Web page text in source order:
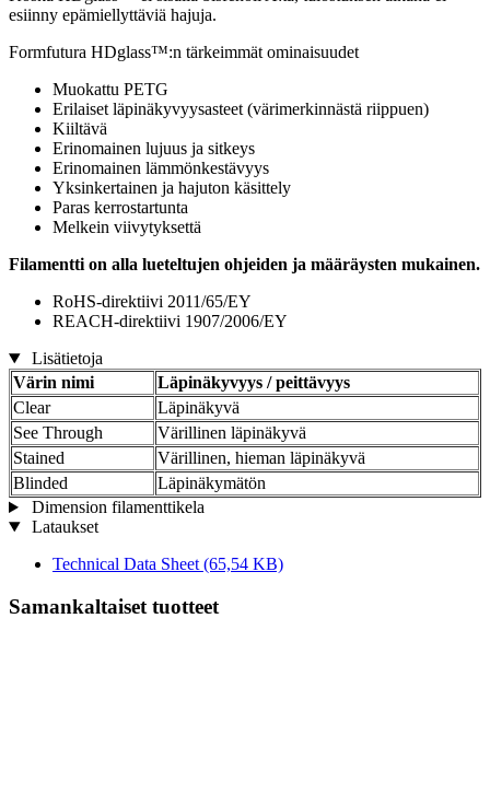
esiinny epämiellyttäviä hajuja.
Formfutura HDglass™:n tärkeimmät ominaisuudet
Muokattu PETG
Erilaiset läpinäkyvyysasteet (värimerkinnästä riippuen)
Kiiltävä
Erinomainen lujuus ja sitkeys
Erinomainen lämmönkestävyys
Yksinkertainen ja hajuton käsittely
Paras kerrostartunta
Melkein viivytyksettä
Filamentti on alla lueteltujen ohjeiden ja määräysten mukainen.
RoHS-direktiivi 2011/65/EY
REACH-direktiivi 1907/2006/EY
Lisätietoja
Värin nimi
Läpinäkyvyys / peittävyys
Clear
Läpinäkyvä
See Through
Värillinen läpinäkyvä
Stained
Värillinen, hieman läpinäkyvä
Blinded
Läpinäkymätön
Dimension filamenttikela
Lataukset
Technical Data Sheet (65,54 KB)
Samankaltaiset tuotteet